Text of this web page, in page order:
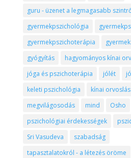
guru - üzenet a legmagasabb
gyermekpszichológia
gyermekpszichoterápia
gyógyítás
hagyományos kínai
jóga és pszichoterápia
jólét
keleti pszichológia
kínai orvoslás
megvilágosodás
mind Osho
pszichológiai érdekességek
Sri Vasudeva
szabadság
tapasztalatokról - a létezés öröme